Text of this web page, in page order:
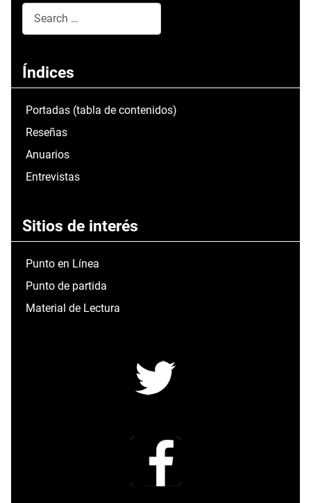
Índices
Portadas (tabla de contenidos)
Reseñas
Anuarios
Entrevistas
Sitios de interés
Punto en Línea
Punto de partida
Material de Lectura